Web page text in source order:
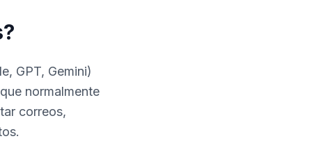
GPT, Gemini)
normalmente
correos,